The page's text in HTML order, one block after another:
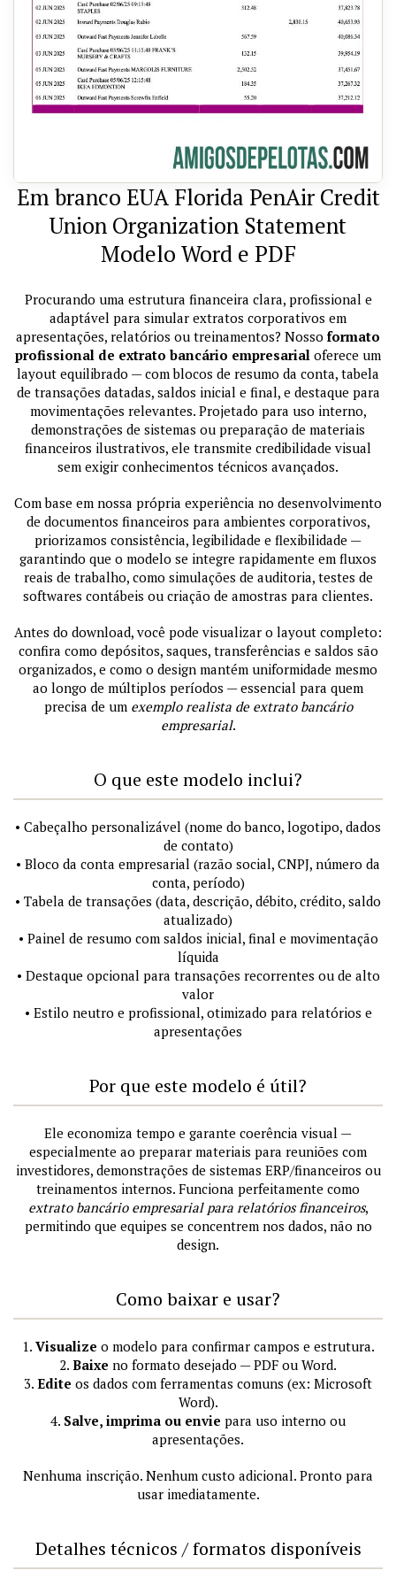
Em branco EUA Florida PenAir Credit
Union Organization Statement
Modelo Word e PDF
Procurando uma estrutura financeira clara, profissional e
adaptável para simular extratos corporativos em
apresentações, relatórios ou treinamentos? Nosso formato
profissional de extrato bancário empresarial oferece um
layout equilibrado — com blocos de resumo da conta, tabela
de transações datadas, saldos inicial e final, e destaque para
movimentações relevantes. Projetado para uso interno,
demonstrações de sistemas ou preparação de materiais
financeiros ilustrativos, ele transmite credibilidade visual
sem exigir conhecimentos técnicos avançados.
Com base em nossa própria experiência no desenvolvimento
de documentos financeiros para ambientes corporativos,
priorizamos consistência, legibilidade e flexibilidade —
garantindo que o modelo se integre rapidamente em fluxos
reais de trabalho, como simulações de auditoria, testes de
softwares contábeis ou criação de amostras para clientes.
Antes do download, você pode visualizar o layout completo:
confira como depósitos, saques, transferências e saldos são
organizados, e como o design mantém uniformidade mesmo
ao longo de múltiplos períodos — essencial para quem
precisa de um exemplo realista de extrato bancário
empresarial.
O que este modelo inclui?
• Cabeçalho personalizável (nome do banco, logotipo, dados
de contato)
• Bloco da conta empresarial (razão social, CNPJ, número da
conta, período)
• Tabela de transações (data, descrição, débito, crédito, saldo
atualizado)
• Painel de resumo com saldos inicial, final e movimentação
líquida
• Destaque opcional para transações recorrentes ou de alto
valor
• Estilo neutro e profissional, otimizado para relatórios e
apresentações
Por que este modelo é útil?
Ele economiza tempo e garante coerência visual —
especialmente ao preparar materiais para reuniões com
investidores, demonstrações de sistemas ERP/financeiros ou
treinamentos internos. Funciona perfeitamente como
extrato bancário empresarial para relatórios financeiros,
permitindo que equipes se concentrem nos dados, não no
design.
Como baixar e usar?
1. Visualize o modelo para confirmar campos e estrutura.
2. Baixe no formato desejado — PDF ou Word.
3. Edite os dados com ferramentas comuns (ex: Microsoft
Word).
4. Salve, imprima ou envie para uso interno ou
apresentações.
Nenhuma inscrição. Nenhum custo adicional. Pronto para
usar imediatamente.
Detalhes técnicos / formatos disponíveis